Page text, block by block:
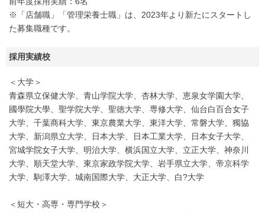
※「店舗職」「管理栄養士職」は、2023年より新たにスタートし
た募集職種です。
採用実績校
＜大学＞
青森県立保健大学、青山学院大学、杏林大学、恵泉女学園大学、
國學院大學、聖学院大学、聖徳大学、専修大学、仙台白百合女子
大学、千葉商科大学、東京農業大学、東洋大学、常磐大学、獨協
大学、新潟県立大学、日本大学、日本工業大学、日本女子大学、
宮城学院女子大学、明治大学、横浜国立大学、立正大学、神奈川
大学、順天堂大学、東京家政学院大学、岩手県立大学、帝京科学
大学、駒澤大学、城南国際大学、大正大学、白?大学
＜短大・高専・専門学校＞